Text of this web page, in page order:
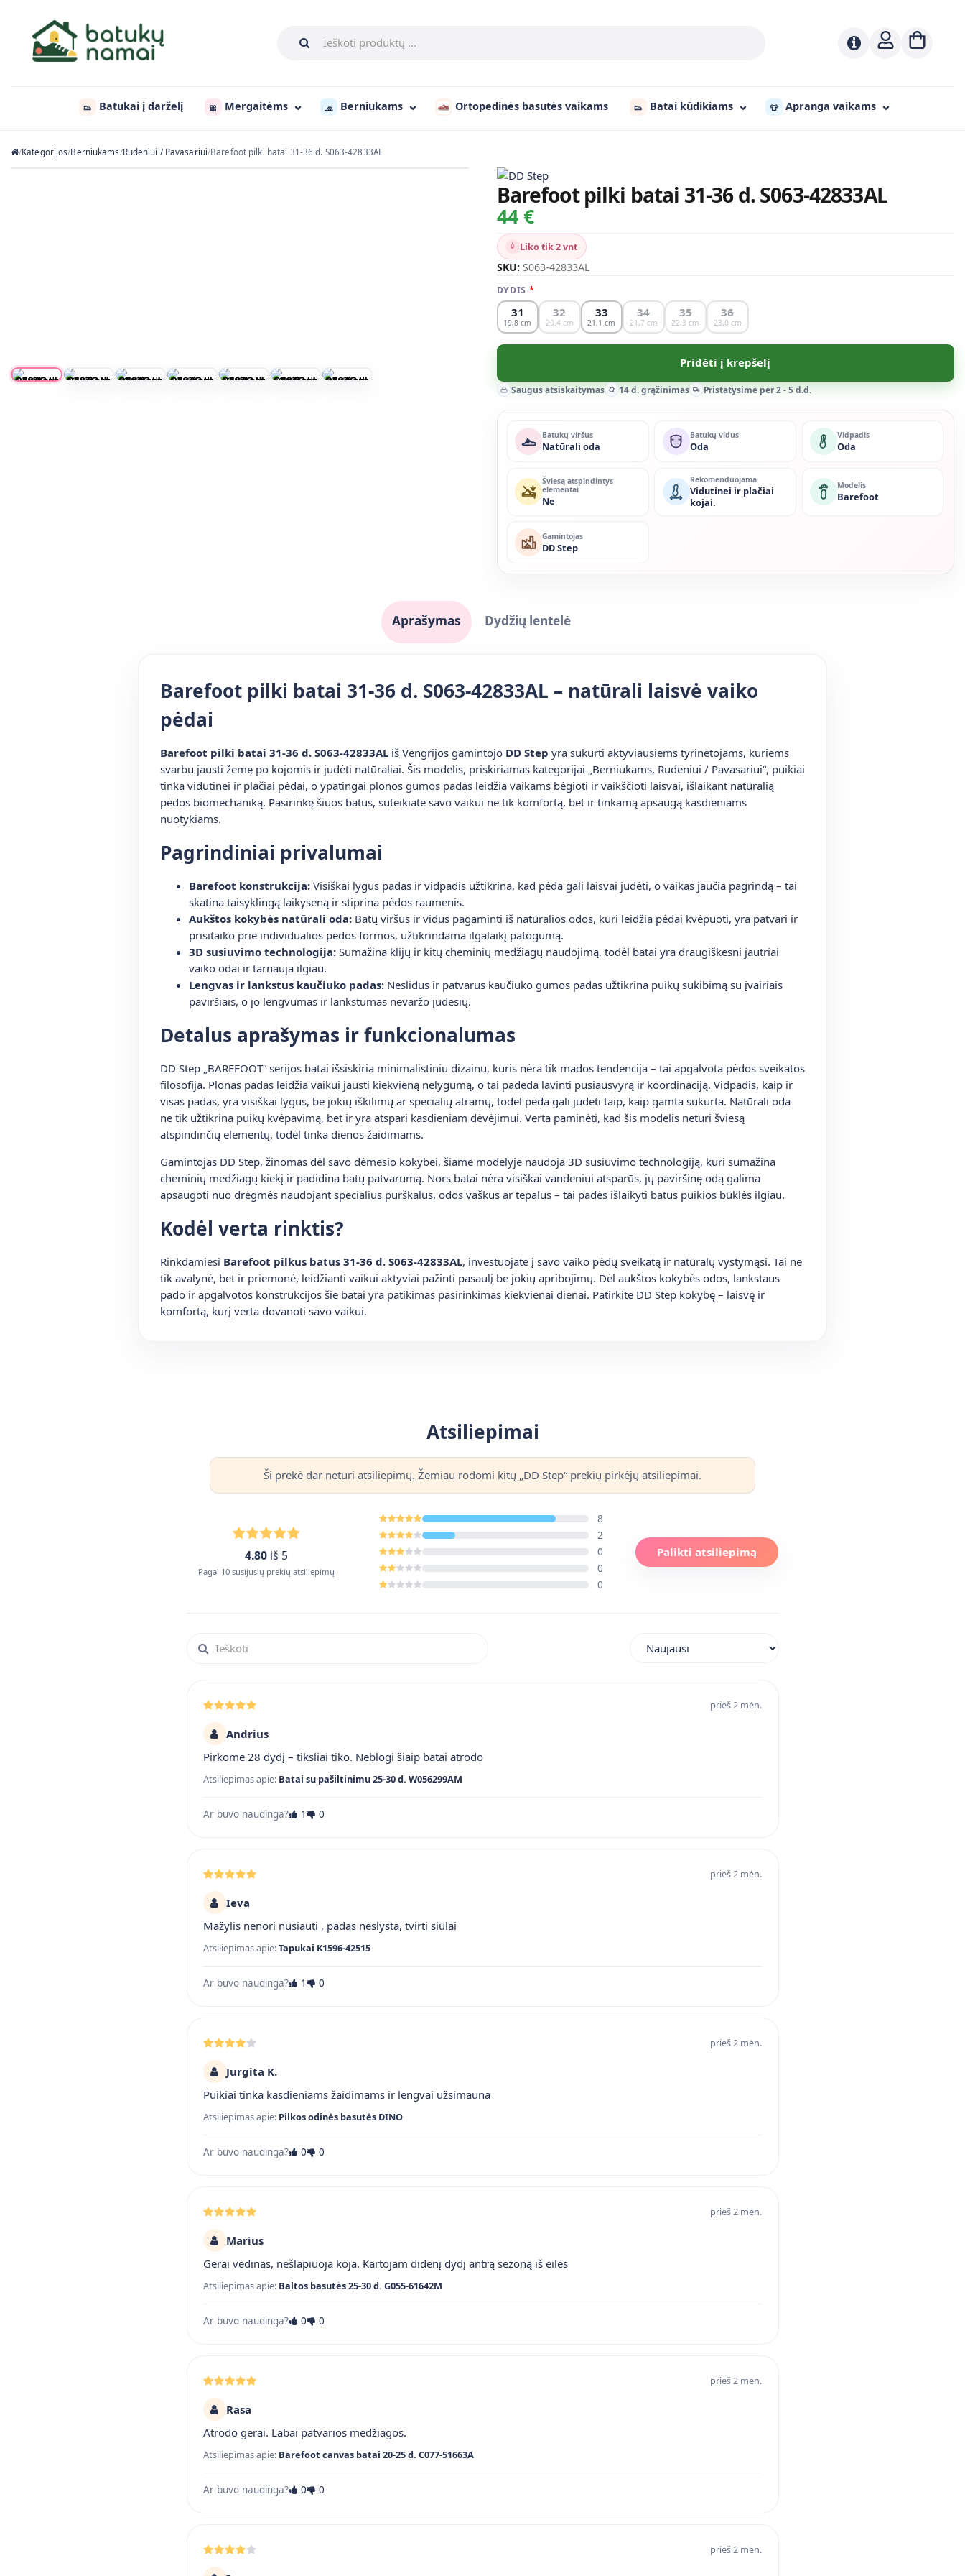
👟 Batukai į darželį 🎀 Mergaitėms 🧢 Berniukams Ortopedinės basutės vaikams 👟 Batai kūdikiams 👕 Apranga vaikams
/Kategorijos/Berniukams/Rudeniui / Pavasariui/Barefoot pilki batai 31-36 d. S063-42833AL
Barefoot pilki batai 31-36 d. S063-42833AL
44 €
Liko tik 2 vnt
SKU: S063-42833AL
DYDIS
31
19,8
32
20,4
33
21,1
34
21,7
35
22,3
36
23,0
Pridėti į krepšelį
Saugus atsiskaitymas 14 d. grąžinimas Pristatysime per 2 - 5 d.d.
Batukų viršus
Natūrali oda
Batukų vidus
Oda
Vidpadis
Oda
Šviesą atspindintys
elementai
Ne
Rekomenduojama
Vidutinei ir plačiai
kojai.
Modelis
Barefoot
Gamintojas
DD Step
Aprašymas
Barefoot pilki batai 31-36 d. S063-42833AL – natūrali laisvė vaiko
pėdai
Barefoot pilki batai 31-36 d. S063-42833AL iš Vengrijos gamintojo DD Step yra sukurti aktyviausiems tyrinėtojams, kuriems
svarbu jausti žemę po kojomis ir judėti natūraliai. Šis modelis, priskiriamas kategorijai „Berniukams, Rudeniui / Pavasariui“, puikiai
tinka vidutinei ir plačiai pėdai, o ypatingai plonos gumos padas leidžia vaikams bėgioti ir vaikščioti laisvai, išlaikant natūralią
pėdos biomechaniką. Pasirinkę šiuos batus, suteikiate savo vaikui ne tik komfortą, bet ir tinkamą apsaugą kasdieniams
nuotykiams.
Pagrindiniai privalumai
Barefoot konstrukcija: Visiškai lygus padas ir vidpadis užtikrina, kad pėda gali laisvai judėti, o vaikas jaučia pagrindą – tai
skatina taisyklingą laikyseną ir stiprina pėdos raumenis.
Aukštos kokybės natūrali oda: Batų viršus ir vidus pagaminti iš natūralios odos, kuri leidžia pėdai kvėpuoti, yra patvari ir
prisitaiko prie individualios pėdos formos, užtikrindama ilgalaikį patogumą.
3D susiuvimo technologija: Sumažina klijų ir kitų cheminių medžiagų naudojimą, todėl batai yra draugiškesni jautriai
vaiko odai ir tarnauja ilgiau.
Lengvas ir lankstus kaučiuko padas: Neslidus ir patvarus kaučiuko gumos padas užtikrina puikų sukibimą su įvairiais
paviršiais, o jo lengvumas ir lankstumas nevaržo judesių.
Detalus aprašymas ir funkcionalumas
DD Step „BAREFOOT“ serijos batai išsiskiria minimalistiniu dizainu, kuris nėra tik mados tendencija – tai apgalvota pėdos sveikatos
filosofija. Plonas padas leidžia vaikui jausti kiekvieną nelygumą, o tai padeda lavinti pusiausvyrą ir koordinaciją. Vidpadis, kaip ir
visas padas, yra visiškai lygus, be jokių iškilimų ar specialių atramų, todėl pėda gali judėti taip, kaip gamta sukurta. Natūrali oda
ne tik užtikrina puikų kvėpavimą, bet ir yra atspari kasdieniam dėvėjimui. Verta paminėti, kad šis modelis neturi šviesą
atspindinčių elementų, todėl tinka dienos žaidimams.
Gamintojas DD Step, žinomas dėl savo dėmesio kokybei, šiame modelyje naudoja 3D susiuvimo technologiją, kuri sumažina
cheminių medžiagų kiekį ir padidina batų patvarumą. Nors batai nėra visiškai vandeniui atsparūs, jų paviršinę odą galima
apsaugoti nuo drėgmės naudojant specialius purškalus, odos vaškus ar tepalus – tai padės išlaikyti batus puikios būklės ilgiau.
Kodėl verta rinktis?
Rinkdamiesi Barefoot pilkus batus 31-36 d. S063-42833AL, investuojate į savo vaiko pėdų sveikatą ir natūralų vystymąsi. Tai ne
tik avalynė, bet ir priemonė, leidžianti vaikui aktyviai pažinti pasaulį be jokių apribojimų. Dėl aukštos kokybės odos, lankstaus
pado ir apgalvotos konstrukcijos šie batai yra patikimas pasirinkimas kiekvienai dienai. Patirkite DD Step kokybę – laisvę ir
komfortą, kurį verta dovanoti savo vaikui.
Dydžių lentelė
Atsiliepimai
Ši prekė dar neturi atsiliepimų. Žemiau rodomi kitų „DD Step“ prekių pirkėjų atsiliepimai.
4.80 iš 5
Pagal 10 susijusių prekių atsiliepimų
8
2
0
0
0
Palikti atsiliepimą
prieš 2 mėn.
Andrius
Pirkome 28 dydį – tiksliai tiko. Neblogi šiaip batai atrodo
Atsiliepimas apie: Batai su pašiltinimu 25-30 d. W056299AM
Ar buvo naudinga? 1 0
prieš 2 mėn.
Ieva
Mažylis nenori nusiauti , padas neslysta, tvirti siūlai
Atsiliepimas apie:Tapukai K1596-42515
Ar buvo naudinga? 1 0
prieš 2 mėn.
Jurgita K.
Puikiai tinka kasdieniams žaidimams ir lengvai užsimauna
Atsiliepimas apie: Pilkos odinės basutės DINO
Ar buvo naudinga? 0 0
prieš 2 mėn.
Marius
Gerai vėdinas, nešlapiuoja koja. Kartojam didenį dydį antrą sezoną iš eilės
Atsiliepimas apie: Baltos basutės 25-30 d. G055-61642M
Ar buvo naudinga? 0 0
prieš 2 mėn.
Rasa
Atrodo gerai. Labai patvarios medžiagos.
Atsiliepimas apie: Barefoot canvas batai 20-25 d. C077-51663A
Ar buvo naudinga? 0 0
prieš 2 mėn.